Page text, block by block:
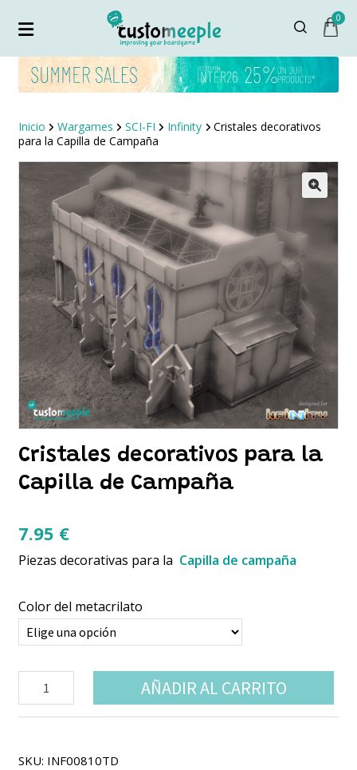
0
Inicio Wargames SCI-FI Infinity
Cristales decorativos
para la Capilla de Campaña
Cristales decorativos para la
Capilla de Campaña
7.95 €
Piezas decorativas para la Capilla de campaña
Color del metacrilato
decorativos
para
de
AÑADIR AL CARRITO
SKU: INF00810TD